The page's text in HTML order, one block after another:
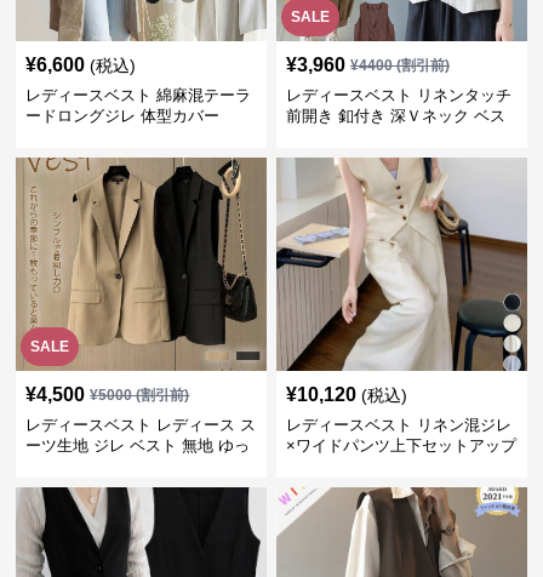
¥6,600 (税込)
レディースベスト 綿麻混テーラ
ードロングジレ 体型カバー
SALE
¥3,960 ¥4400(割引前)
レディースベスト リネンタッチ
前開き 釦付き 深Ｖネック ベス
SALE
¥4,500 ¥5000(割引前)
レディースベスト レディース ス
ーツ生地 ジレ ベスト 無地 ゆっ
¥10,120 (税込)
レディースベスト リネン混ジレ
×ワイドパンツ上下セットアップ